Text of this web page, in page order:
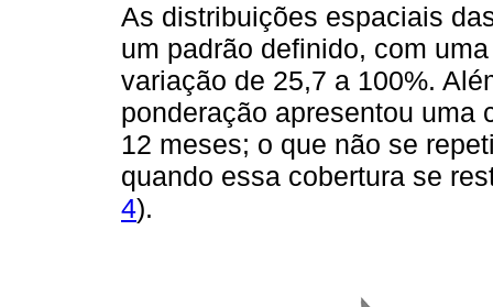
As distribuições espaciais
um padrão definido, com
variação de 25,7 a 100%.
ponderação apresentou uma
12 meses; o que não se
quando essa cobertura se
4).